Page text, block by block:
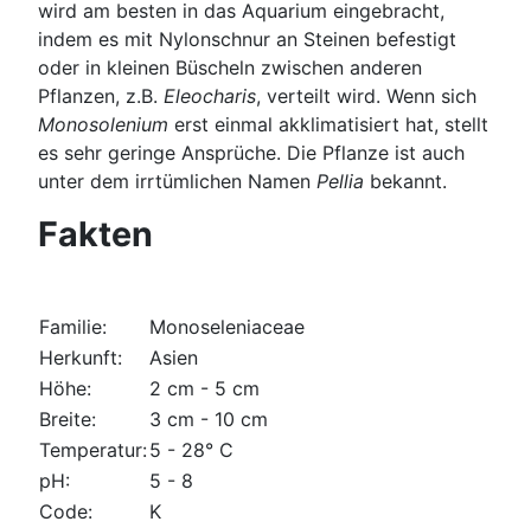
wird am besten in das Aquarium eingebracht,
indem es mit Nylonschnur an Steinen befestigt
oder in kleinen Büscheln zwischen anderen
Pflanzen, z.B. Eleocharis, verteilt wird. Wenn sich
Monosolenium erst einmal akklimatisiert hat, stellt
es sehr geringe Ansprüche. Die Pflanze ist auch
unter dem irrtümlichen Namen Pellia bekannt.
Fakten
Familie:
Monoseleniaceae
Herkunft:
Asien
Höhe:
2 cm - 5 cm
Breite:
3 cm - 10 cm
Temperatur:5 - 28° C
pH:
5 - 8
Code:
K